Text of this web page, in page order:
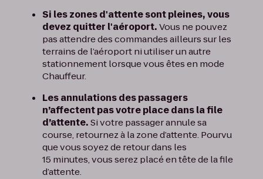
Si les zones d'attente sont pleines, vous
devez quitter l'aéroport.Vous ne pouvez
pas attendre des commandes ailleurs sur les
terrains de l’aéroport ni utiliser un autre
stationnement lorsque vous êtes en mode
Chauffeur.
Les annulations des passagers
n’affectent pas votre place dans la file
d’attente.Si votre passager annule sa
course, retournez à la zone d’attente. Pourvu
que vous soyez de retour dans les
15 minutes, vous serez placé en tête de la file
d’attente.